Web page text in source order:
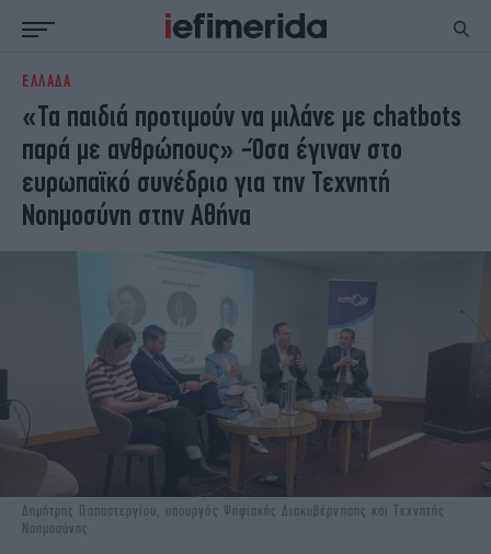
ΕΙΔΗΣΕΙΣ
NON PAPER
ΕΛΛΑΔΑ
ΟΙΚΟΝΟΜΙΑ
ΚΟΣΜΟΣ
ΠΟΛΙΤΙΣΜΟΣ
ΠΑΝΕΛΛΗΝΙΕΣ
ΖΩΗ
ΓΥΝΑΙΚΑ
ENGLISH EDITION
STORIES
ΤΕΧΝΟΛΟΓΙΑ
ΥΓΕΙΑ
ΟΛΥΜΠΙΑΚΟΙ ΑΓΩΝΕΣ
EURO
GREEN
PODCAST
iAUTOKINITO
iOPINIONS
iBOOKS
ΖΩΔΙΑ
OSCARS
ΕΛΛΑΔΑ
«Τα παιδιά προτιμούν να μιλάνε με chatbots
παρά με ανθρώπους» -Όσα έγιναν στο
ευρωπαϊκό συνέδριο για την Τεχνητή
Νοημοσύνη στην Αθήνα
Δημήτρης Παπαστεργίου, υπουργός Ψηφιακής Διακυβέρνησης και Τεχνητής
Νοημοσύνης